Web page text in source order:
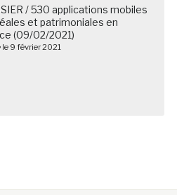
/ 530 applications mobiles
et patrimoniales en
(09/02/2021)
9 février 2021